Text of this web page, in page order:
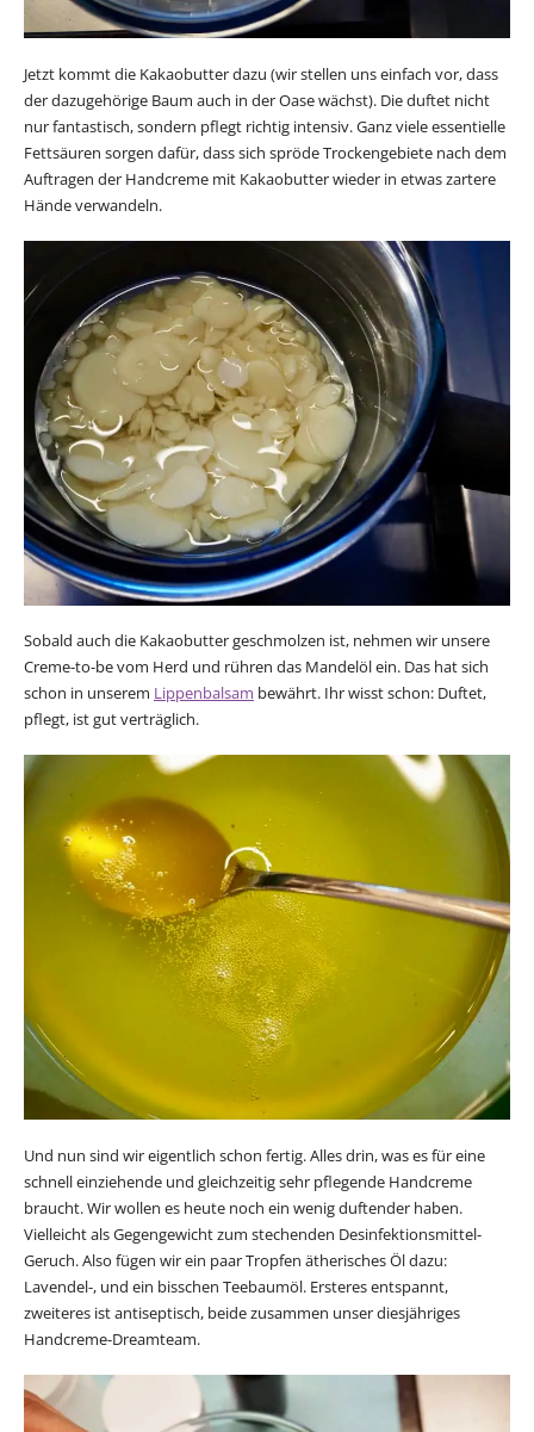
Jetzt kommt die Kakaobutter dazu (wir stellen uns einfach vor, dass
der dazugehörige Baum auch in der Oase wächst). Die duftet nicht
nur fantastisch, sondern pflegt richtig intensiv. Ganz viele essentielle
Fettsäuren sorgen dafür, dass sich spröde Trockengebiete nach dem
Auftragen der Handcreme mit Kakaobutter wieder in etwas zartere
Hände verwandeln.
Sobald auch die Kakaobutter geschmolzen ist, nehmen wir unsere
Creme-to-be vom Herd und rühren das Mandelöl ein. Das hat sich
schon in unserem Lippenbalsam bewährt. Ihr wisst schon: Duftet,
pflegt, ist gut verträglich.
Und nun sind wir eigentlich schon fertig. Alles drin, was es für eine
schnell einziehende und gleichzeitig sehr pflegende Handcreme
braucht. Wir wollen es heute noch ein wenig duftender haben.
Vielleicht als Gegengewicht zum stechenden Desinfektionsmittel-
Geruch. Also fügen wir ein paar Tropfen ätherisches Öl dazu:
Lavendel-, und ein bisschen Teebaumöl. Ersteres entspannt,
zweiteres ist antiseptisch, beide zusammen unser diesjähriges
Handcreme-Dreamteam.